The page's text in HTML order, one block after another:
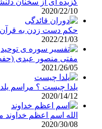
2020/22/10
حکم دست زدن به قرآن
2022/21/03
مفتی منصور عبدی
2021/26/05
یلدا چیست ؟ مراسم
2020/14/12
الله اسم اعظم خداوند
2020/30/08